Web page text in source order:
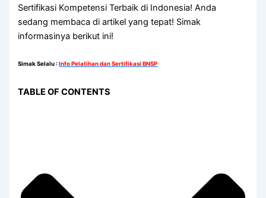
Sertifikasi Kompetensi Terbaik di Indonesia! Anda
sedang membaca di artikel yang tepat! Simak
informasinya berikut ini!
Simak Selalu:Info Pelatihan dan Sertifikasi BNSP
TABLE OF CONTENTS